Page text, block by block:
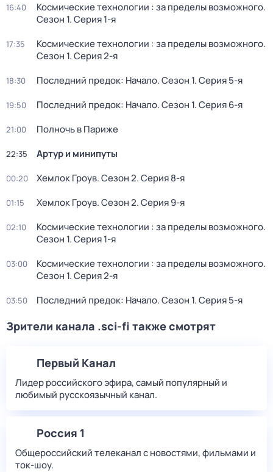
16:40 Космические технологии : за пределы возможного.
Сезон 1. Серия 1-я
17:35 Космические технологии : за пределы возможного.
Сезон 1. Серия 2-я
18:30 Последний предок: Начало. Сезон 1. Серия 5-я
19:50 Последний предок: Начало. Сезон 1. Серия 6-я
21:00 Полночь в Париже
22:35 Артур и минипуты
00:20 Хемлок Гроув. Сезон 2. Серия 8-я
01:15 Хемлок Гроув. Сезон 2. Серия 9-я
02:10 Космические технологии : за пределы возможного.
Сезон 1. Серия 1-я
03:00 Космические технологии : за пределы возможного.
Сезон 1. Серия 2-я
03:50 Последний предок: Начало. Сезон 1. Серия 5-я
Зрители канала .sci-fi также смотрят
Первый Канал
Лидер российского эфира, самый популярный и
любимый русскоязычный канал.
Россия 1
Общероссийский телеканал с новостями, фильмами и
ток-шоу.